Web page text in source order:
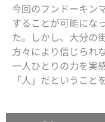
今回のフンドーキン
することが可能にな
た。しかし、大分の
方々により信じられ
一人ひとりの力を実
「人」だということ